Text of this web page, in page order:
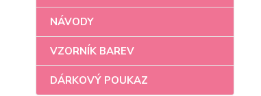
NÁVODY
VZORNÍK BAREV
DÁRKOVÝ POUKAZ